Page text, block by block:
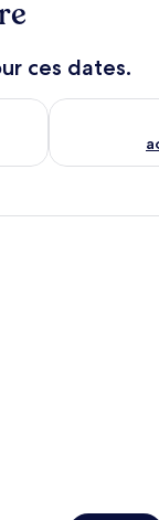
ces dates.
août 7 - août 8
Vérifier la
de travail pour